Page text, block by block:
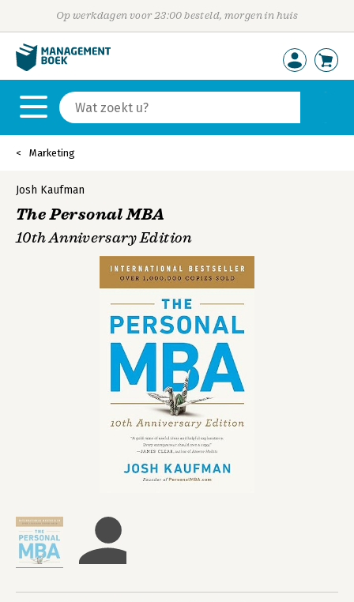
Op werkdagen voor 23:00 besteld, morgen in huis
Marketing
Josh Kaufman
The Personal MBA
10th Anniversary Edition